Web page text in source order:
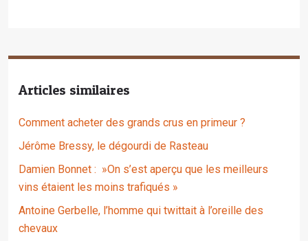
Articles similaires
Comment acheter des grands crus en primeur ?
Jérôme Bressy, le dégourdi de Rasteau
Damien Bonnet : »On s’est aperçu que les meilleurs
vins étaient les moins trafiqués »
Antoine Gerbelle, l’homme qui twittait à l’oreille des
chevaux